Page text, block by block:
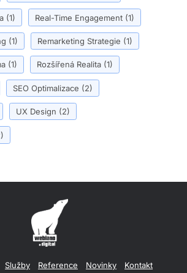
(1) Real-Time Engagement (1)
(1) Remarketing Strategie (1)
(1) Rozšířená Realita (1)
SEO Optimalizace (2)
UX Design (2)
Služby Reference Novinky Kontakt